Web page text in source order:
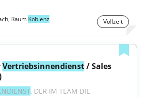
Raum Koblenz Vollzeit
Vertriebsinnendienst / Sales
, DER IM TEAM DIE